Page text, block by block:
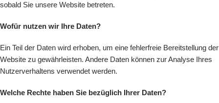
sobald Sie unsere Website betreten.
Wofür nutzen wir Ihre Daten?
Ein Teil der Daten wird erhoben, um eine fehlerfreie Bereitstellung der
Website zu gewährleisten. Andere Daten können zur Analyse Ihres
Nutzerverhaltens verwendet werden.
Welche Rechte haben Sie bezüglich Ihrer Daten?